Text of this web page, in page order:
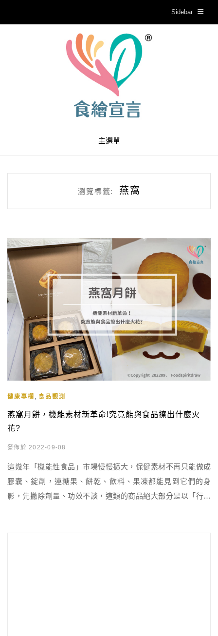
Sidebar
主選單
瀏覽標籤: 燕窩
健康專欄 , 食品觀測
燕窩月餅，機能素材新革命!究竟能與食品擦出什麼火
花?
發佈於 2022-09-08
這幾年「機能性食品」市場慢慢擴大，保健素材不再只能做成
膠囊、錠劑，連糖果、餅乾、飲料、果凍都能見到它們的身
影，先撇除劑量、功效不談，這類的商品絕大部分是以「行銷